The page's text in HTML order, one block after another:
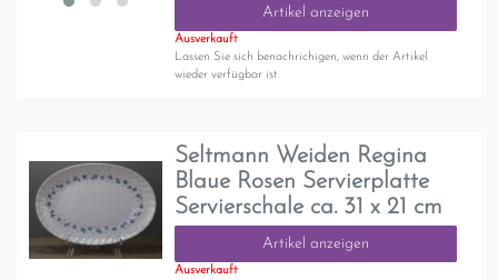
Artikel anzeigen
Ausverkauft
Lassen Sie sich benachrichigen, wenn der Artikel
wieder verfügbar ist.
Seltmann Weiden Regina
Blaue Rosen Servierplatte
Servierschale ca. 31 x 21 cm
Artikel anzeigen
Ausverkauft